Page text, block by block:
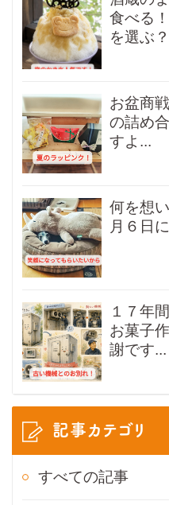
食べる
を選ぶ
お盆商
の詰め
すよ...
何を想
月６日
１７年
お菓子
謝です...
記事カテゴリ
すべての記事